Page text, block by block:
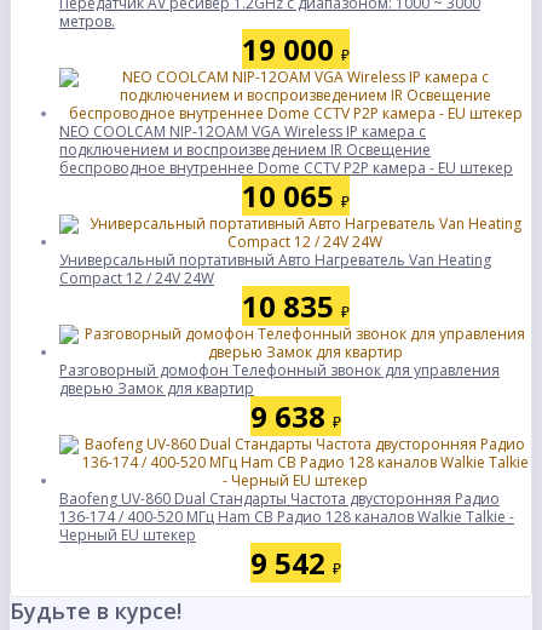
метров.
19 000 ₽
NEO COOLCAM NIP-12OAM VGA Wireless IP камера с
подключением и воспроизведением IR Освещение
беспроводное внутреннее Dome CCTV P2P камера - EU штекер
10 065 ₽
Универсальный портативный Авто Нагреватель Van Heating
Compact 12 / 24V 24W
10 835 ₽
Разговорный домофон Телефонный звонок для управления
дверью Замок для квартир
9 638 ₽
Baofeng UV-860 Dual Стандарты Частота двусторонняя Радио
136-174 / 400-520 МГц Ham CB Радио 128 каналов Walkie Talkie -
Черный EU штекер
9 542 ₽
Будьте в курсе!